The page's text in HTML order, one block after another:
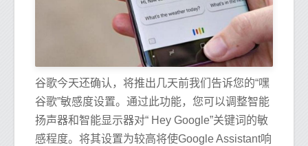
谷歌今天还确认，将推出几天前我们告诉您的“嘿
谷歌”敏感度设置。通过此功能，您可以调整智能
扬声器和智能显示器对“ Hey Google”关键词的敏
感程度。将其设置为较高将使Google Assistant响